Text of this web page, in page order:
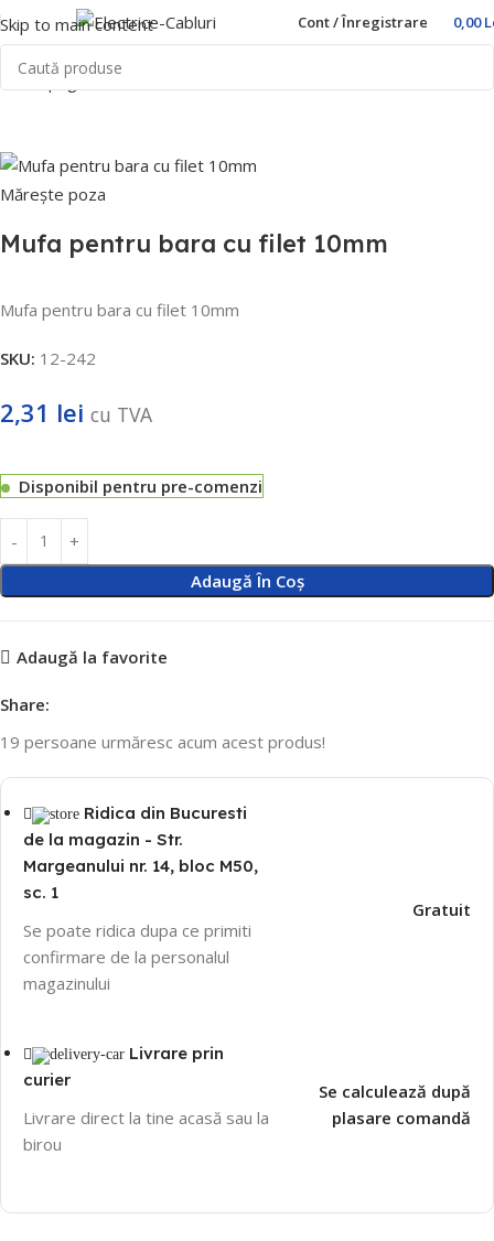
Skip to main content Cont / Înregistrare 0,00
Prima pagină
Mărește poza
Mufa pentru bara cu filet 10mm
Mufa pentru bara cu filet 10mm
SKU: 12-242
2,31 lei cu TVA
Disponibil pentru pre-comenzi
Adaugă În Coș
Adaugă la favorite
Share:
19 persoane urmăresc acum acest produs!
Ridica din Bucuresti
de la magazin - Str.
Margeanului nr. 14, bloc M50,
sc. 1
Se poate ridica dupa ce primiti
confirmare de la personalul
magazinului
Gratuit
Livrare prin
curier
Livrare direct la tine acasă sau la
birou
Se calculează după
plasare comandă